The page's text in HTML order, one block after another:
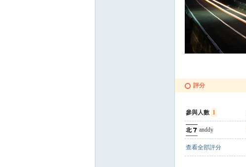
評分
參與人數 1
anddy
查看全部評分